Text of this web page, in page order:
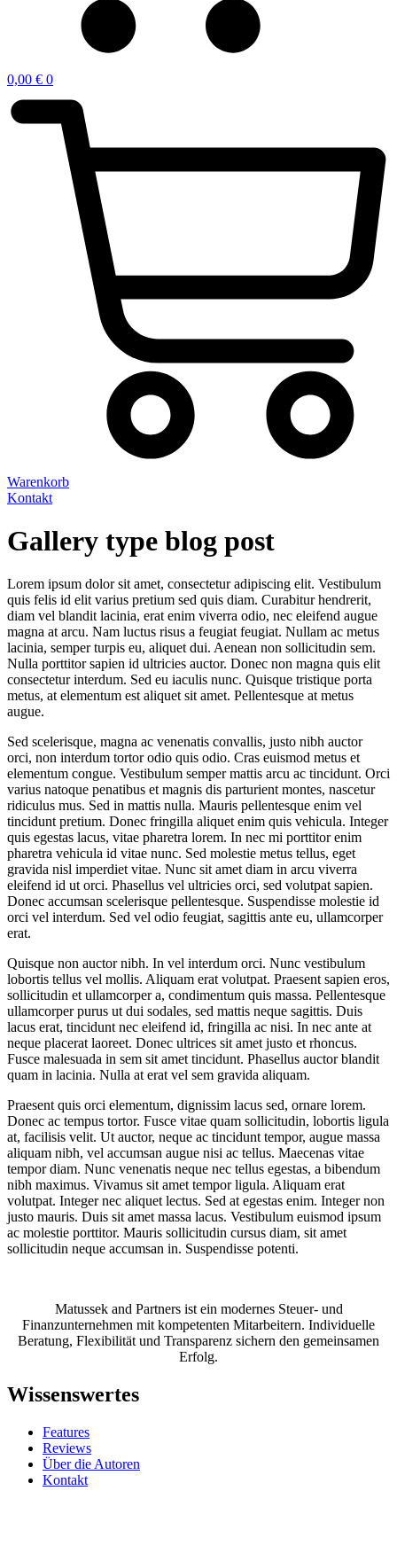
0,00 € 0
Warenkorb
Kontakt
Gallery type blog post
Lorem ipsum dolor sit amet, consectetur adipiscing elit. Vestibulum
quis felis id elit varius pretium sed quis diam. Curabitur hendrerit,
diam vel blandit lacinia, erat enim viverra odio, nec eleifend augue
magna at arcu. Nam luctus risus a feugiat feugiat. Nullam ac metus
lacinia, semper turpis eu, aliquet dui. Aenean non sollicitudin sem.
Nulla porttitor sapien id ultricies auctor. Donec non magna quis elit
consectetur interdum. Sed eu iaculis nunc. Quisque tristique porta
metus, at elementum est aliquet sit amet. Pellentesque at metus
augue.
Sed scelerisque, magna ac venenatis convallis, justo nibh auctor
orci, non interdum tortor odio quis odio. Cras euismod metus et
elementum congue. Vestibulum semper mattis arcu ac tincidunt. Orci
varius natoque penatibus et magnis dis parturient montes, nascetur
ridiculus mus. Sed in mattis nulla. Mauris pellentesque enim vel
tincidunt pretium. Donec fringilla aliquet enim quis vehicula. Integer
quis egestas lacus, vitae pharetra lorem. In nec mi porttitor enim
pharetra vehicula id vitae nunc. Sed molestie metus tellus, eget
gravida nisl imperdiet vitae. Nunc sit amet diam in arcu viverra
eleifend id ut orci. Phasellus vel ultricies orci, sed volutpat sapien.
Donec accumsan scelerisque pellentesque. Suspendisse molestie id
orci vel interdum. Sed vel odio feugiat, sagittis ante eu, ullamcorper
erat.
Quisque non auctor nibh. In vel interdum orci. Nunc vestibulum
lobortis tellus vel mollis. Aliquam erat volutpat. Praesent sapien eros,
sollicitudin et ullamcorper a, condimentum quis massa. Pellentesque
ullamcorper purus ut dui sodales, sed mattis neque sagittis. Duis
lacus erat, tincidunt nec eleifend id, fringilla ac nisi. In nec ante at
neque placerat laoreet. Donec ultrices sit amet justo et rhoncus.
Fusce malesuada in sem sit amet tincidunt. Phasellus auctor blandit
quam in lacinia. Nulla at erat vel sem gravida aliquam.
Praesent quis orci elementum, dignissim lacus sed, ornare lorem.
Donec ac tempus tortor. Fusce vitae quam sollicitudin, lobortis ligula
at, facilisis velit. Ut auctor, neque ac tincidunt tempor, augue massa
aliquam nibh, vel accumsan augue nisi ac tellus. Maecenas vitae
tempor diam. Nunc venenatis neque nec tellus egestas, a bibendum
nibh maximus. Vivamus sit amet tempor ligula. Aliquam erat
volutpat. Integer nec aliquet lectus. Sed at egestas enim. Integer non
justo mauris. Duis sit amet massa lacus. Vestibulum euismod ipsum
ac molestie porttitor. Mauris sollicitudin cursus diam, sit amet
sollicitudin neque accumsan in. Suspendisse potenti.
Matussek and Partners ist ein modernes Steuer- und
Finanzunternehmen mit kompetenten Mitarbeitern. Individuelle
Beratung, Flexibilität und Transparenz sichern den gemeinsamen
Erfolg.
Wissenswertes
Features
Reviews
Über die Autoren
Kontakt